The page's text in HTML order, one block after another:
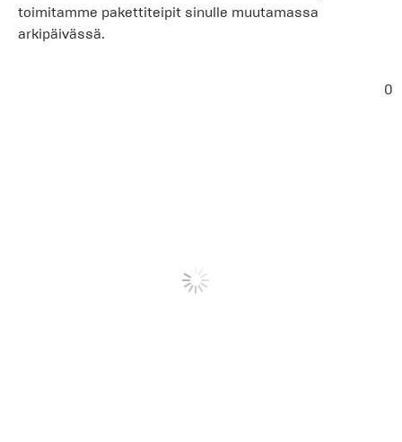
toimitamme pakettiteipit sinulle muutamassa
arkipäivässä.
0